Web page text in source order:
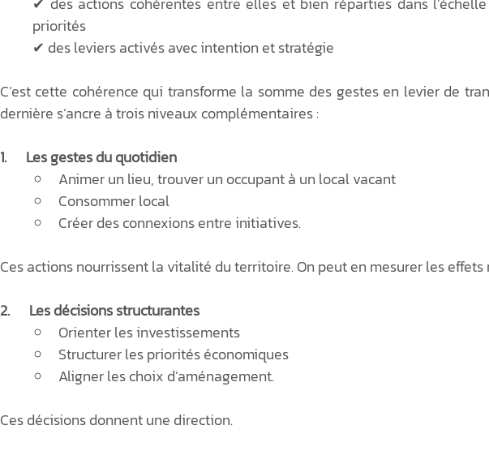
priorités
✔ des leviers activés avec intention et stratégie
C’est cette cohérence qui transforme la somme des gestes en levier de
dernière s’ancre à trois niveaux complémentaires :
1.      Les gestes du quotidien
Animer un lieu, trouver un occupant à un local vacant
Consommer local
Créer des connexions entre initiatives.
Ces actions nourrissent la vitalité du territoire. On peut en mesurer les effets
2.      Les décisions structurantes
Orienter les investissements
Structurer les priorités économiques
Aligner les choix d’aménagement.
Ces décisions donnent une direction.